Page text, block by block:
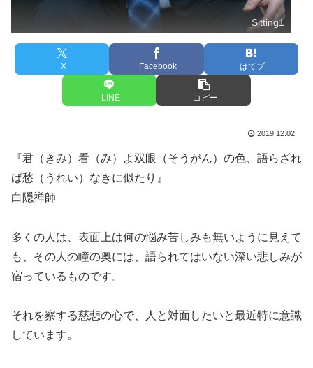
Sitting1
X Facebook はてブ
LINE コピー
2019.12.02
『君（きみ）看（み）よ双眼（そうがん）の色、語らざれ
ば愁（うれい）なきに似たり』
白隠禅師
多くの人は、表面上は何の悩み苦しみも無いように見えて
も、その人の瞳の奥には、語られてはいない深い悲しみが
宿っているものです。
それを察する慈悲の心で、人と対面したいと最近特に意識
しています。